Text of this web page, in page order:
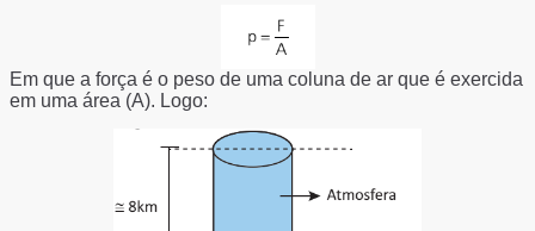
Em que a força é o peso de uma coluna de ar que é exercida
em uma área (A). Logo: